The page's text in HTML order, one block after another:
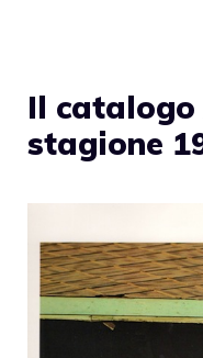
Il catalogo
stagione